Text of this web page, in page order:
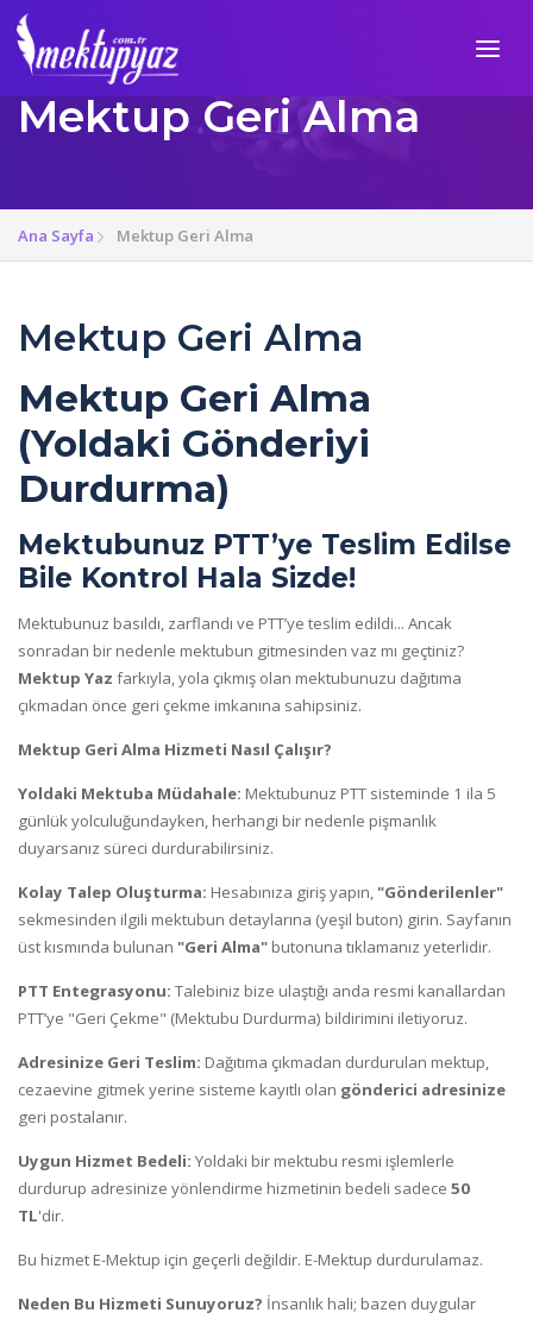
Mektup Geri Alma
Ana Sayfa Mektup Geri Alma
Mektup Geri Alma
Mektup Geri Alma
(Yoldaki Gönderiyi
Durdurma)
Mektubunuz PTT’ye Teslim Edilse
Bile Kontrol Hala Sizde!
Mektubunuz basıldı, zarflandı ve PTT’ye teslim edildi... Ancak
sonradan bir nedenle mektubun gitmesinden vaz mı geçtiniz?
Mektup Yaz farkıyla, yola çıkmış olan mektubunuzu dağıtıma
çıkmadan önce geri çekme imkanına sahipsiniz.
Mektup Geri Alma Hizmeti Nasıl Çalışır?
Yoldaki Mektuba Müdahale: Mektubunuz PTT sisteminde 1 ila 5
günlük yolculuğundayken, herhangi bir nedenle pişmanlık
duyarsanız süreci durdurabilirsiniz.
Kolay Talep Oluşturma: Hesabınıza giriş yapın, "Gönderilenler"
sekmesinden ilgili mektubun detaylarına (yeşil buton) girin. Sayfanın
üst kısmında bulunan "Geri Alma" butonuna tıklamanız yeterlidir.
PTT Entegrasyonu: Talebiniz bize ulaştığı anda resmi kanallardan
PTT’ye "Geri Çekme" (Mektubu Durdurma) bildirimini iletiyoruz.
Adresinize Geri Teslim: Dağıtıma çıkmadan durdurulan mektup,
cezaevine gitmek yerine sisteme kayıtlı olan gönderici adresinize
geri postalanır.
Uygun Hizmet Bedeli: Yoldaki bir mektubu resmi işlemlerle
durdurup adresinize yönlendirme hizmetinin bedeli sadece 50
TL'dir.
Bu hizmet E-Mektup için geçerli değildir. E-Mektup durdurulamaz.
Neden Bu Hizmeti Sunuyoruz? İnsanlık hali; bazen duygular